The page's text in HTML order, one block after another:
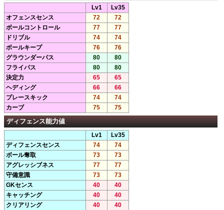
Lv1
Lv35
オフェンスセンス
72
72
ボールコントロール
77
77
ドリブル
74
74
ボールキープ
76
76
グラウンダーパス
80
80
フライパス
80
80
決定力
65
65
ヘディング
66
66
プレースキック
74
74
カーブ
75 75
ディフェンス能力値
Lv1
Lv35
ディフェンスセンス
74
74
ボール奪取
73
73
アグレッシブネス
77
77
守備意識
73
73
GKセンス
40
40
キャッチング
40
40
クリアリング
40 40